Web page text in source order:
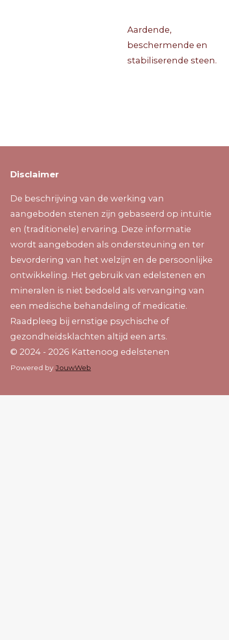
Aardende,
beschermende en
stabiliserende steen.
Disclaimer
De beschrijving van de werking van
aangeboden stenen zijn gebaseerd op intuïtie
en (traditionele) ervaring. Deze informatie
wordt aangeboden als ondersteuning en ter
bevordering van het welzijn en de persoonlijke
ontwikkeling. Het gebruik van edelstenen en
mineralen is niet bedoeld als vervanging van
een medische behandeling of medicatie.
Raadpleeg bij ernstige psychische of
gezondheidsklachten altijd een arts.
© 2024 - 2026 Kattenoog edelstenen
Powered byJouwWeb